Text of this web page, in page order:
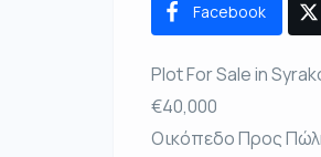
Facebook
Plot For Sale in
€40,000
Οικόπεδο Προς